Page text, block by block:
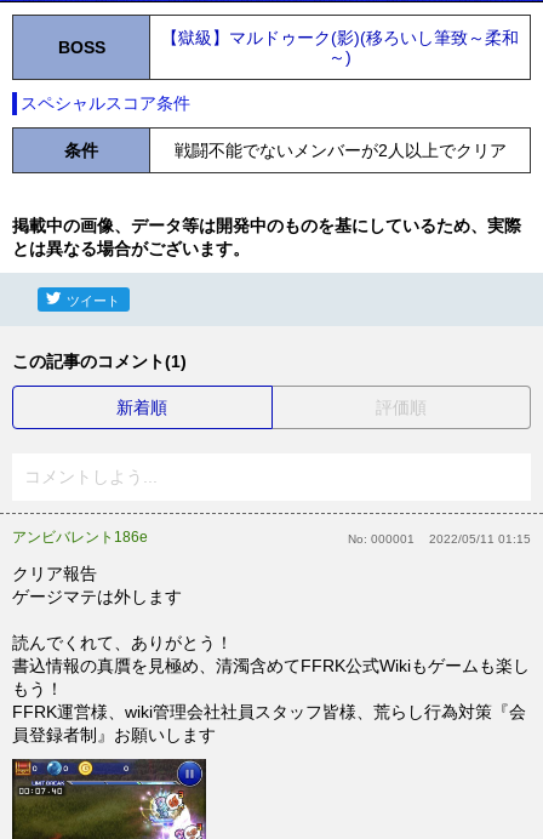
BOSS
【獄級】マルドゥーク(影)(移ろいし筆致～柔和
～)
スペシャルスコア条件
条件 戦闘不能でないメンバーが2人以上でクリア
掲載中の画像、データ等は開発中のものを基にしているため、実際
とは異なる場合がございます。
ツイート
この記事のコメント(1)
新着順 評価順
コメントしよう...
アンビバレント186e No: 000001 2022/05/11 01:15
クリア報告
ゲージマテは外します
読んでくれて、ありがとう！
書込情報の真贋を見極め、清濁含めてFFRK公式Wikiもゲームも楽し
もう！
FFRK運営様、wiki管理会社社員スタッフ皆様、荒らし行為対策『会
員登録者制』お願いします